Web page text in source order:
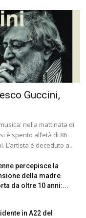
Guccini,
nella mattinata di
è spento all’età di 86
L’artista è deceduto a...
percepisce la
della madre
da oltre 10 anni:...
in A22 del